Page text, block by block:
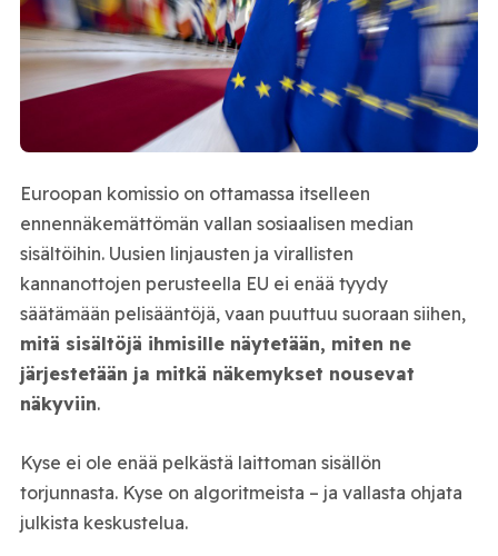
Euroopan komissio on ottamassa itselleen
ennennäkemättömän vallan sosiaalisen median
sisältöihin. Uusien linjausten ja virallisten
kannanottojen perusteella EU ei enää tyydy
säätämään pelisääntöjä, vaan puuttuu suoraan siihen,
mitä sisältöjä ihmisille näytetään, miten ne
järjestetään ja mitkä näkemykset nousevat
näkyviin.
Kyse ei ole enää pelkästä laittoman sisällön
torjunnasta. Kyse on algoritmeista – ja vallasta ohjata
julkista keskustelua.